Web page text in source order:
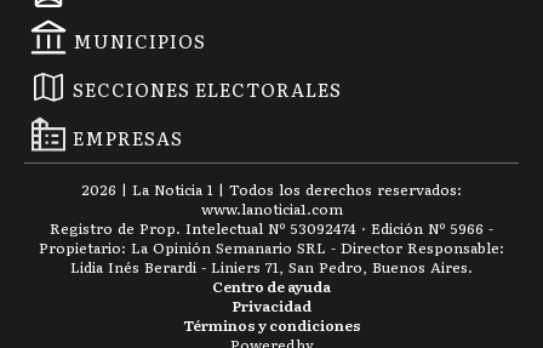
MUNICIPIOS
SECCIONES ELECTORALES
EMPRESAS
2026 | La Noticia 1 | Todos los derechos reservados:
www.lanoticia1.com
Registro de Prop. Intelectual Nº 53092474 · Edición Nº 5966 -
Propietario: La Opinión Semanario SRL - Director Responsable:
Lidia Inés Berardi - Liniers 71, San Pedro, Buenos Aires.
Términos y condiciones
Privacidad
Centro de ayuda